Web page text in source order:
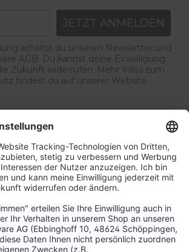
JETZT ANMELDEN
erhältst du unseren Newsletter und
AGB. Du kannst deine Einwilligung
Zukunft widerrufen. Mehr Infos zum
findest du auf unserer Website.